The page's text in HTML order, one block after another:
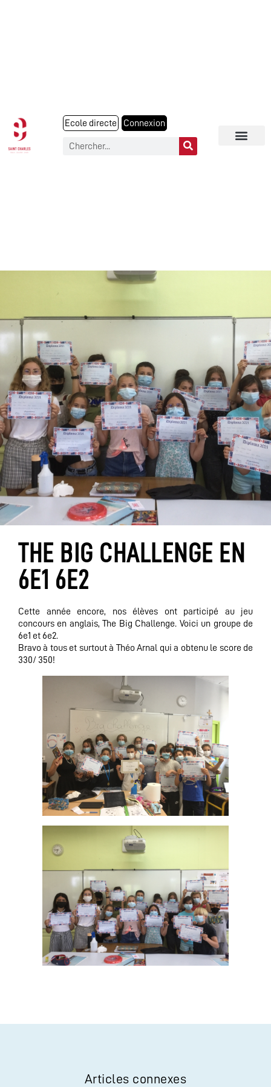
Ecole directe Connexion
THE BIG CHALLENGE EN
6E1 6E2
Cette année encore, nos élèves ont participé au jeu
concours en anglais, The Big Challenge. Voici un groupe de
6e1 et 6e2.
Bravo à tous et surtout à Théo Arnal qui a obtenu le score de
330/ 350!
Articles connexes